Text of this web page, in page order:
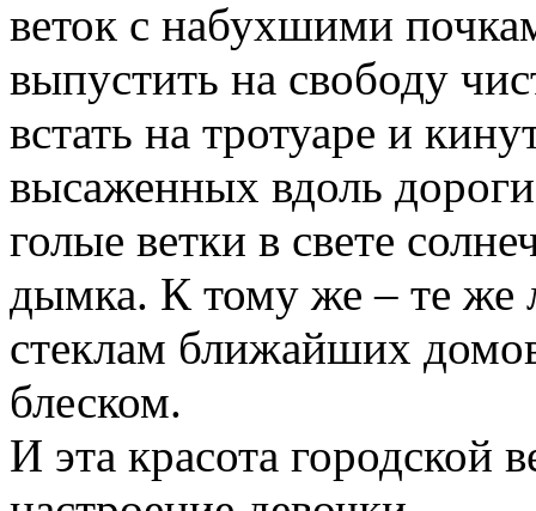
веток с набухшими
выпустить на свободу
встать на тротуаре и
высаженных вдоль
голые ветки в свете
дымка. К тому же – те же
стеклам ближайших
блеском.
И эта красота городской